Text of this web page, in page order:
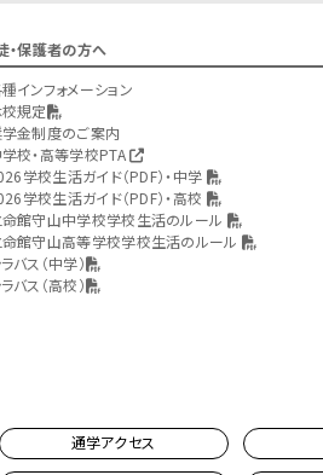
・保護者の方へ
インフォメーション
規定
金制度のご案内
校・高等学校PTA
学校生活ガイド（PDF）・中学
学校生活ガイド（PDF）・高校
館守山中学校学校生活のルール
館守山高等学校学校生活のルール
バス（中学）
バス（高校）
通学アクセス